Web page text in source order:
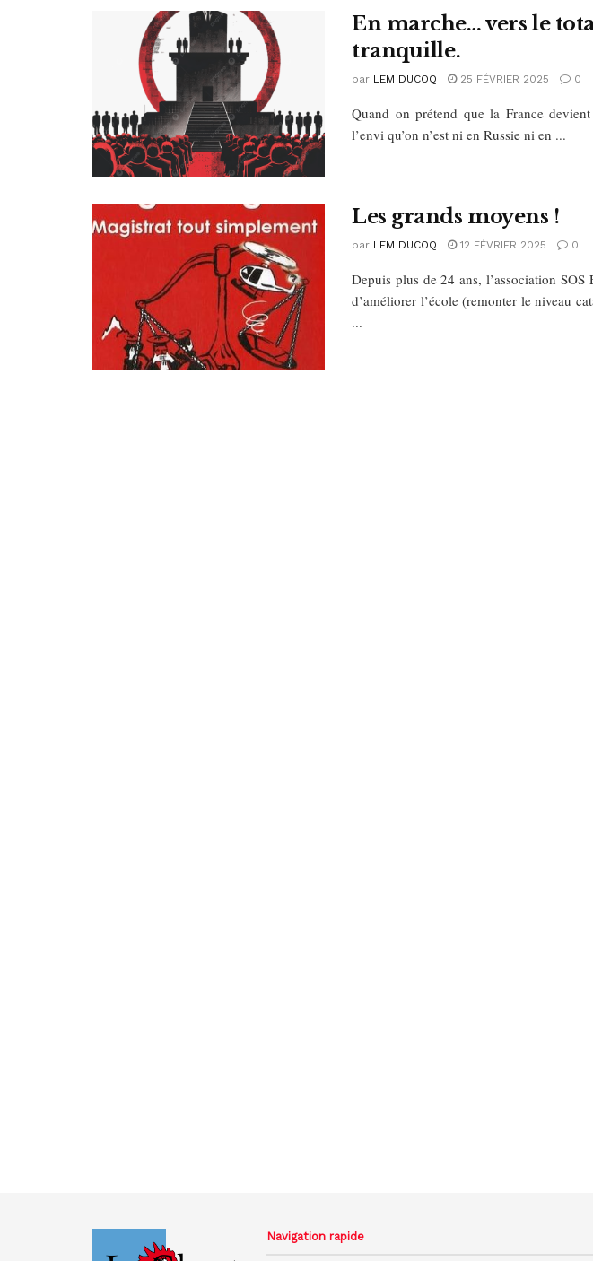
En marche… vers le
tranquille.
par LEM DUCOQ 25 FÉVRIER 2025 0
Quand on prétend que la France
l’envi qu’on n’est ni en Russie ni en ...
Les grands moyens !
par LEM DUCOQ 12 FÉVRIER 2025 0
Depuis plus de 24 ans, l’association
d’améliorer l’école (remonter le niveau
...
Navigation rapide